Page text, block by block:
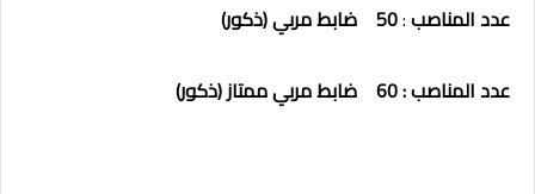
عدد المناصب:
50 ضابطمربي(ذكور)
عدد المناصب: 60 ضابطمربيممتاز(ذكور)